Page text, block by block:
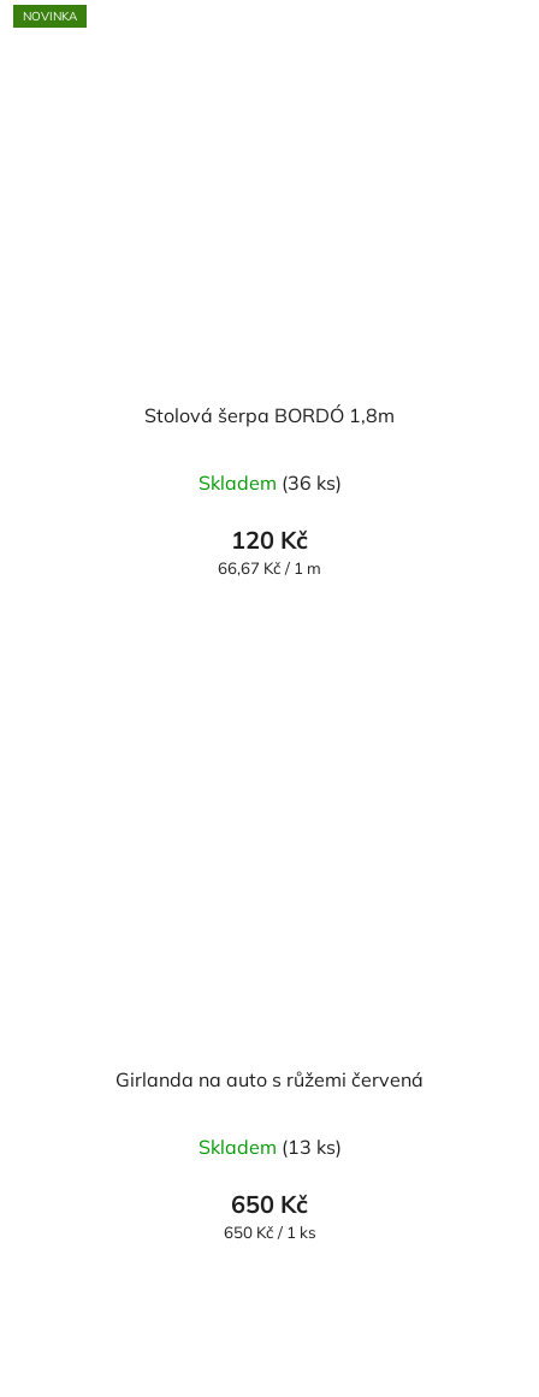
NOVINKA
Stolová šerpa BORDÓ 1,8m
Skladem (36 ks)
120 Kč
Měrná
66,67 Kč / 1 m
Girlanda na auto s růžemi červená
Skladem (13 ks)
650 Kč
Měrná
650 Kč / 1 ks